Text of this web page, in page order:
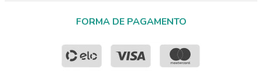
FORMA DE PAGAMENTO